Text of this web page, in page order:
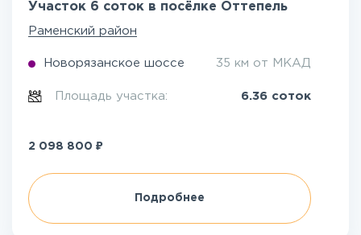
Участок 6 соток в посёлке Оттепель
Раменский район
Новорязанское шоссе 35 км от МКАД
Площадь участка: 6.36 соток
2 098 800 ₽
Подробнее